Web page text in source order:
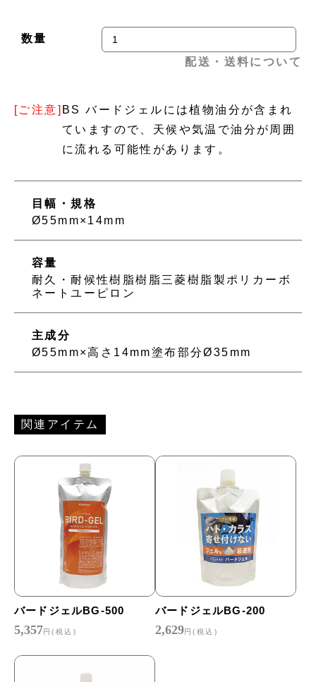
数量
配送・送料について
[ご注意] BS バードジェルには植物油分が含まれ
ていますので、天候や気温で油分が周囲
に流れる可能性があります。
目幅・規格
Ø55mm×14mm
容量
耐久・耐候性樹脂樹脂三菱樹脂製ポリカーボ
ネートユーピロン
主成分
Ø55mm×高さ14mm塗布部分Ø35mm
関連アイテム
バードジェルBG-500
5,357円(税込)
バードジェルBG-200
2,629円(税込)